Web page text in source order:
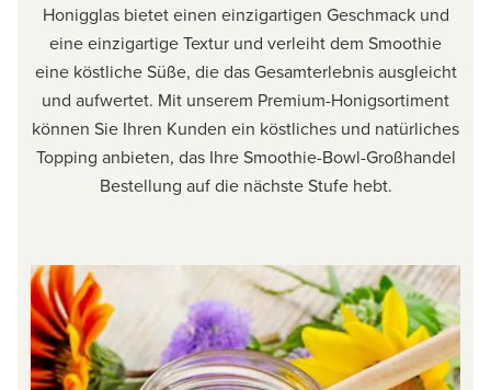
Honigglas bietet einen einzigartigen Geschmack und
eine einzigartige Textur und verleiht dem Smoothie
eine köstliche Süße, die das Gesamterlebnis ausgleicht
und aufwertet. Mit unserem Premium-Honigsortiment
können Sie Ihren Kunden ein köstliches und natürliches
Topping anbieten, das Ihre Smoothie-Bowl-Großhandel
Bestellung auf die nächste Stufe hebt.